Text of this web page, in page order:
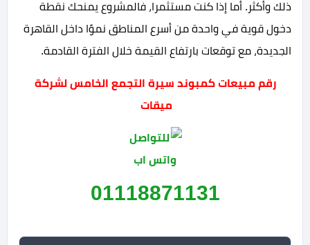
ذلك وأكثر. أما إذا كنت مستثمرا، فالمشروع يمنحك نقطة
دخول قوية في واحدة من أسرع المناطق نموًا داخل القاهرة
الجديدة، مع توقعات بارتفاع القيمة خلال الفترة القادمة.
رقم مبيعات كمبوند سيرة التجمع الخامس لشركة
ميقات
01118871131